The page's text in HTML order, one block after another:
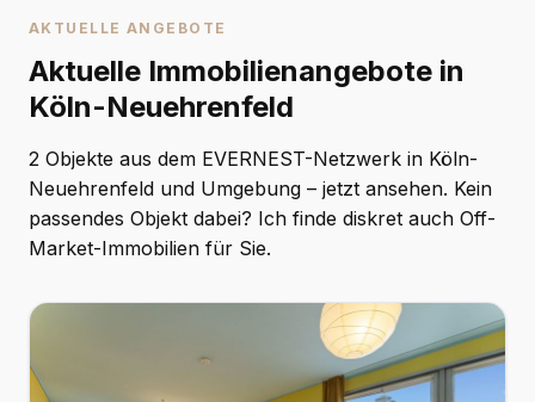
AKTUELLE ANGEBOTE
Aktuelle Immobilienangebote in
Köln-Neuehrenfeld
2 Objekte aus dem EVERNEST-Netzwerk in Köln-
Neuehrenfeld und Umgebung – jetzt ansehen. Kein
passendes Objekt dabei? Ich finde diskret auch Off-
Market-Immobilien für Sie.